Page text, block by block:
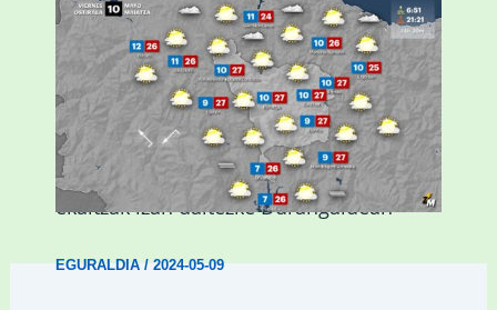
Asteburuan 25 gradu baino gehiago eta
ekaitzak izan daitezke Durangaldean
EGURALDIA/2024-05-09